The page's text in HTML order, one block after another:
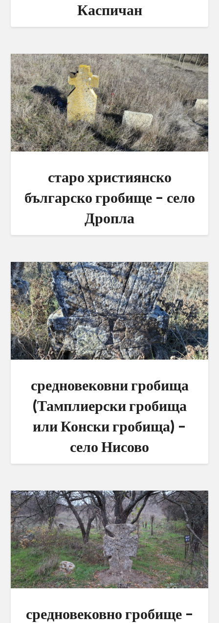
Каспичан
старо християнско
българско гробище – село
Дропла
средновековни гробища
(Тамплиерски гробища
или Конски гробища) –
село Нисово
средновековно гробище –